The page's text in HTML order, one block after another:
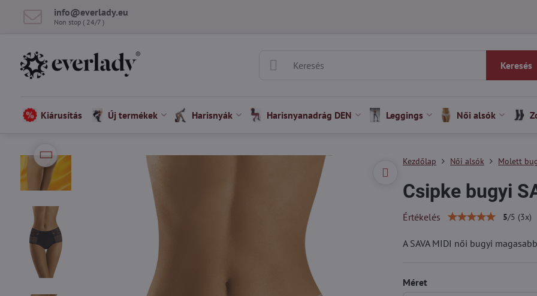
info​@everlady​.eu
Non stop ( 24/7 )
Keresés
Kiárusítás Új termékek Harisnyák Harisnyanadrág DEN Leggings Női alsók
Kezdőlap Női alsók Molett
Csipke bugyi
Értékelés 5/5 (3x)
A SAVA MIDI női bugyi
Méret